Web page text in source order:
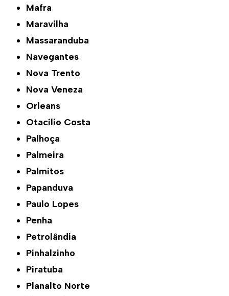
Mafra
Maravilha
Massaranduba
Navegantes
Nova Trento
Nova Veneza
Orleans
Otacílio Costa
Palhoça
Palmeira
Palmitos
Papanduva
Paulo Lopes
Penha
Petrolândia
Pinhalzinho
Piratuba
Planalto Norte